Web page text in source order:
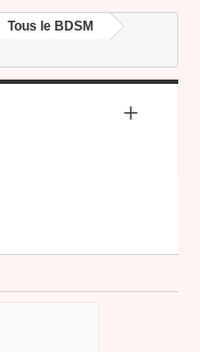
Tous le BDSM